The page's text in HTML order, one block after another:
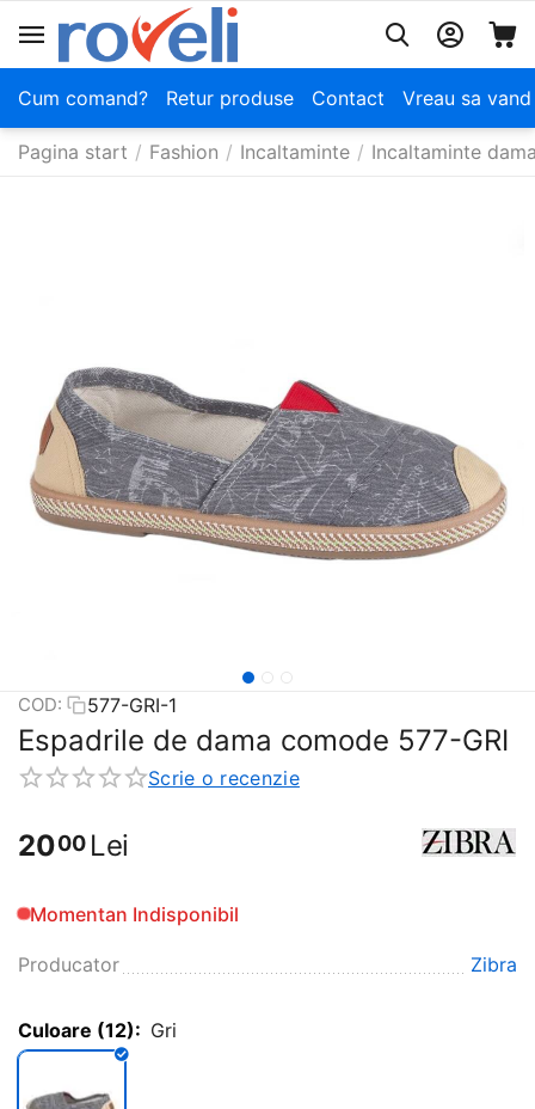
Cum comand? Retur produse Contact Vreau sa
Pagina start / Fashion / Incaltaminte / Incaltaminte
COD: 577-GRI-1
Espadrile de dama comode 577-GRI
Scrie o recenzie
2000 Lei
Momentan Indisponibil
Producator Zibra
Culoare (12): Gri